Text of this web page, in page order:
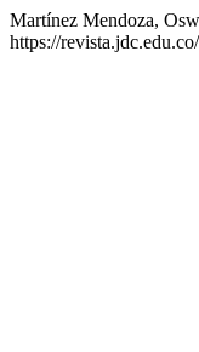
Martínez Mendoza,
https://